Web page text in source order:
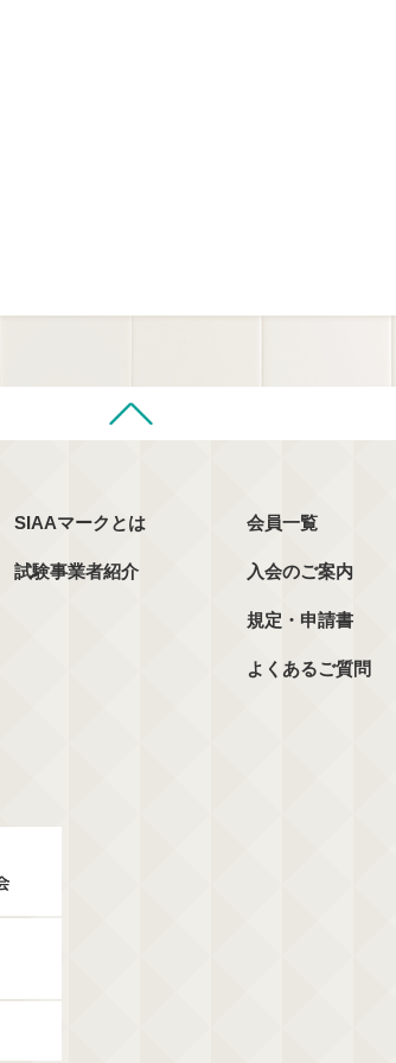
SIAAマークとは
試験事業者紹介
会員一覧
入会のご案内
規定・申請書
よくあるご質問